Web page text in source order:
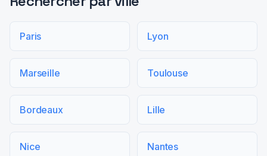
Paris Lyon
Marseille Toulouse
Bordeaux Lille
Nice Nantes